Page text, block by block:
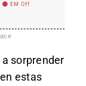
EM Off
sorprender
estas